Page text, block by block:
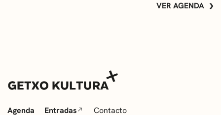
VER AGENDA
Agenda Entradas Contacto